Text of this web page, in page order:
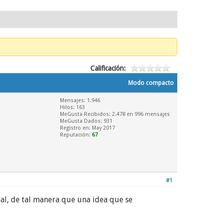
Calificación:
Modo compacto
Mensajes: 1.946
Hilos: 163
MeGusta Recibidos: 2.478 en 996 mensajes
MeGusta Dados: 931
Registro en: May 2017
Reputación: 67
#1
de tal manera que una idea que se